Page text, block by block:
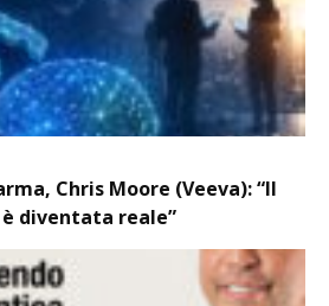
Chris Moore (Veeva): “Il
è diventata reale”